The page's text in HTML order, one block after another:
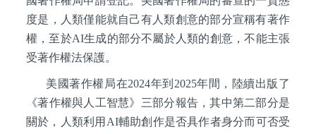
度是，人類僅能就自己有人類創意的部分宣稱有著作
權，至於AI生成的部分不屬於人類的創意，不能主張
受著作權法保護。
美國著作權局在2024年到2025年間，陸續出版了
《著作權與人工智慧》三部分報告，其中第二部分是
關於，人類利用AI輔助創作是否具作者身分而可否受